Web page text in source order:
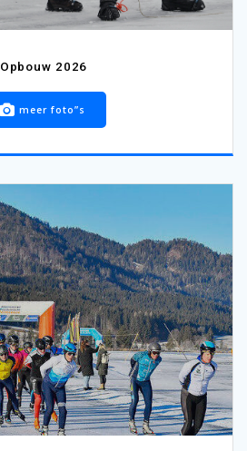
Opbouw 2026
meer foto”s